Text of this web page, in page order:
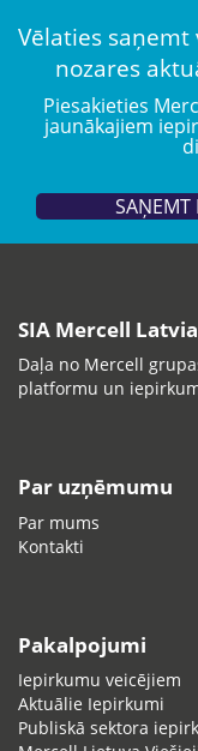
Vēlaties saņemt
nozares
Piesakieties
jaunākajiem
SAŅEMT
SIA Mercell Latvia
Daļa no Mercell
platformu un
Par uzņēmumu
Par mums
Kontakti
Pakalpojumi
Iepirkumu veicējiem
Aktuālie Iepirkumi
Publiskā sektora